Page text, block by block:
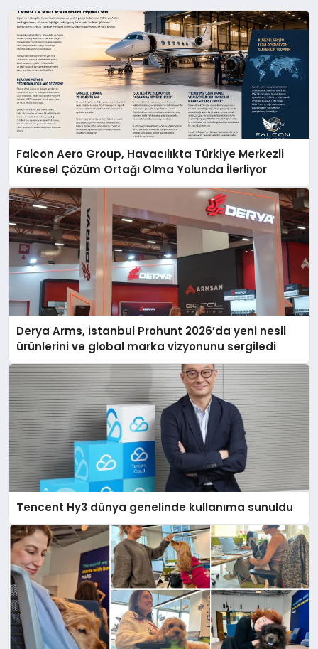
Falcon Aero Group, Havacılıkta Türkiye Merkezli
Küresel Çözüm Ortağı Olma Yolunda İlerliyor
Derya Arms, İstanbul Prohunt 2026’da yeni nesil
ürünlerini ve global marka vizyonunu sergiledi
Tencent Hy3 dünya genelinde kullanıma sunuldu